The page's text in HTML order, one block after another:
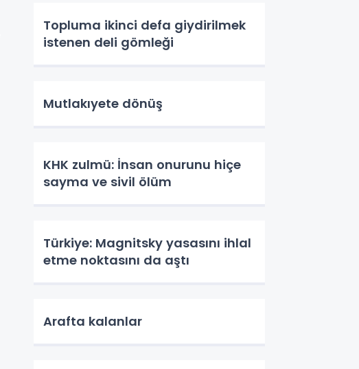
Topluma ikinci defa giydirilmek
istenen deli gömleği
Mutlakıyete dönüş
KHK zulmü: İnsan onurunu hiçe
sayma ve sivil ölüm
Türkiye: Magnitsky yasasını ihlal
etme noktasını da aştı
Arafta kalanlar